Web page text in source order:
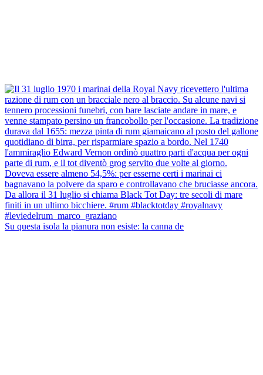
Su questa isola la pianura non esiste: la canna de